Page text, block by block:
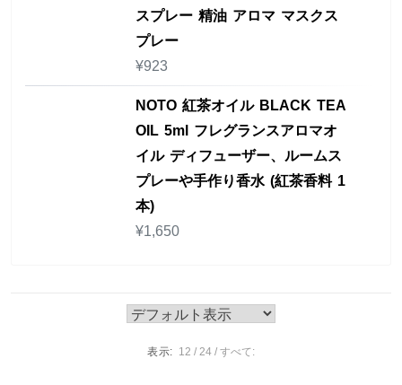
表示: 12 24 すべて:
スプレー 精油 アロマ マスクス
プレー
¥923
NOTO 紅茶オイル BLACK TEA
OIL 5ml フレグランスアロマオ
イル ディフューザー、ルームス
プレーや手作り香水 (紅茶香料 1
本)
¥1,650